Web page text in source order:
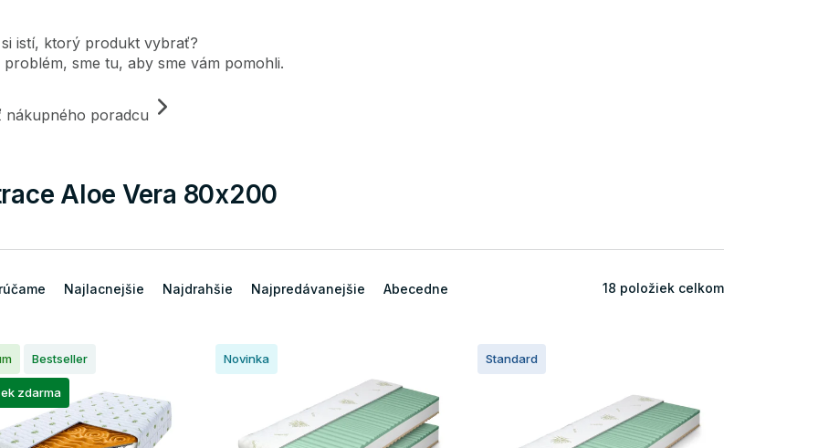
Aloe Vera 80x200
si istí, ktorý produkt vybrať?
problém, sme tu, aby sme vám pomohli.
nákupného poradcu
Najlacnejšie Najdrahšie Najpredávanejšie Abecedne 18 položiek celkom
Bestseller
zdarma
Novinka Standard